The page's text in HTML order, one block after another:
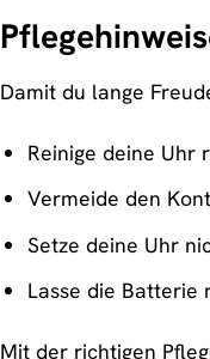
Damit du lange
Reinige deine Uhr
Vermeide den
Setze deine Uhr
Lasse die Batterie
Mit der richtigen